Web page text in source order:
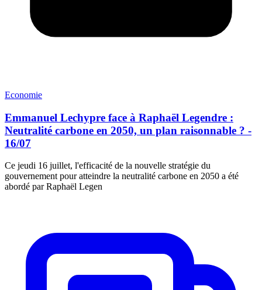
Economie
Emmanuel Lechypre face à Raphaël Legendre :
Neutralité carbone en 2050, un plan raisonnable ? -
16/07
Ce jeudi 16 juillet, l'efficacité de la nouvelle stratégie du
gouvernement pour atteindre la neutralité carbone en 2050 a été
abordé par Raphaël Legen